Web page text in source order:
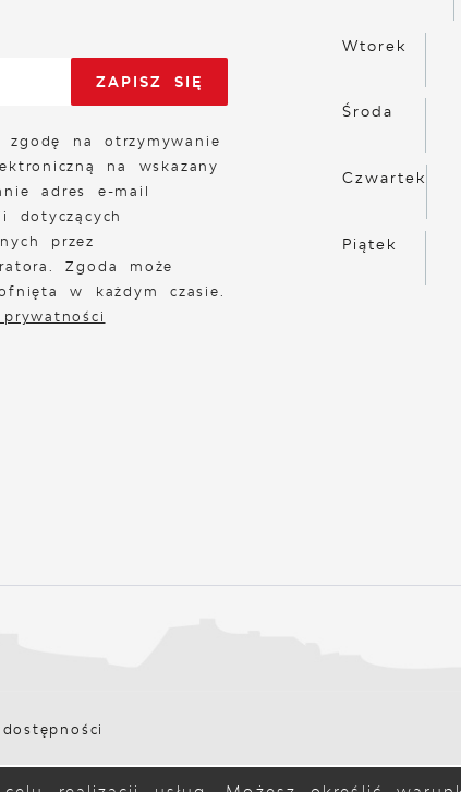
zgodę na otrzymywanie
na wskazany
adres e-mail
dotyczących
przez
Zgoda może
w każdym czasie.
Wtorek
Środa
Czwartek
Piątek